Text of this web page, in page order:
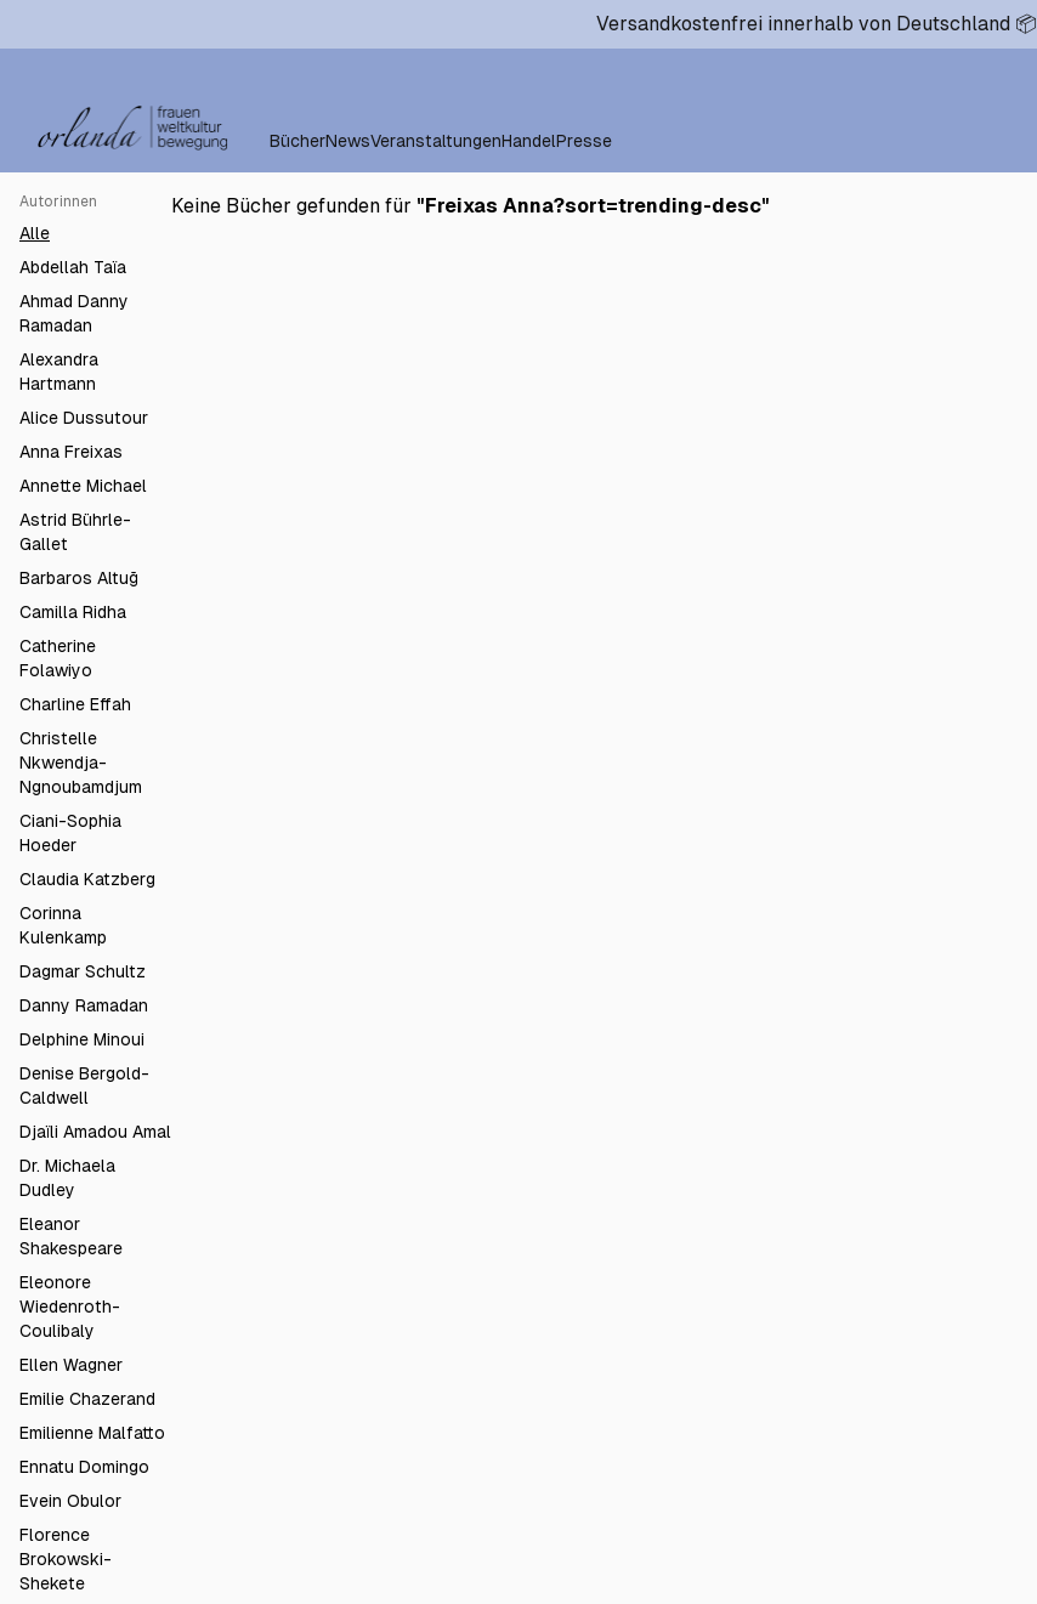
Versandkostenfrei innerhalb von Deutschland 📦
BücherNewsVeranstaltungenHandelPresse
Autorinnen
Alle
Abdellah Taïa
Ahmad Danny
Ramadan
Alexandra
Hartmann
Alice Dussutour
Anna Freixas
Annette Michael
Astrid Bührle-
Gallet
Barbaros Altuğ
Camilla Ridha
Catherine
Folawiyo
Charline Effah
Christelle
Nkwendja-
Ngnoubamdjum
Ciani-Sophia
Hoeder
Claudia Katzberg
Corinna
Kulenkamp
Dagmar Schultz
Danny Ramadan
Delphine Minoui
Denise Bergold-
Caldwell
Djaïli Amadou Amal
Dr. Michaela
Dudley
Eleanor
Shakespeare
Eleonore
Wiedenroth-
Coulibaly
Ellen Wagner
Emilie Chazerand
Emilienne Malfatto
Ennatu Domingo
Evein Obulor
Florence
Brokowski-
Shekete
Keine Bücher gefunden für "Freixas Anna?sort=trending-desc"